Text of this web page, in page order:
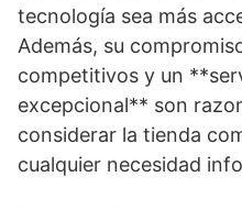
tecnología sea más
Además, su
competitivos y un
excepcional** son
considerar la tienda
cualquier necesidad